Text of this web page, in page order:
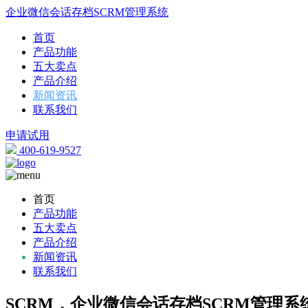
企业微信会话存档SCRM管理系统
首页
产品功能
五大卖点
产品介绍
新闻资讯
联系我们
申请试用
400-619-9527
首页
产品功能
五大卖点
产品介绍
新闻资讯
联系我们
SCRM，企业微信会话存档SCRM管理系